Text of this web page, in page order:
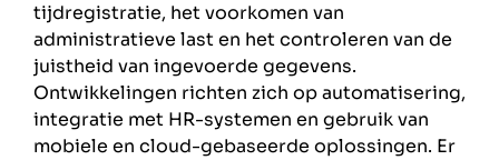
tijdregistratie, het voorkomen van
administratieve last en het controleren van de
juistheid van ingevoerde gegevens.
Ontwikkelingen richten zich op automatisering,
integratie met HR-systemen en gebruik van
mobiele en cloud-gebaseerde oplossingen. Er